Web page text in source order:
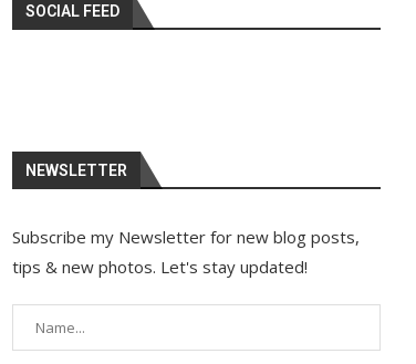
SOCIAL FEED
NEWSLETTER
Subscribe my Newsletter for new blog posts,
tips & new photos. Let's stay updated!